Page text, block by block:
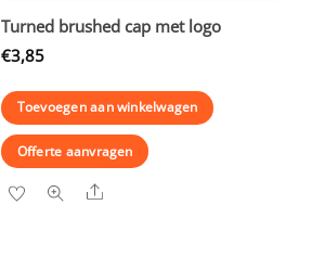
Turned brushed cap met logo
€3,85
Toevoegen aan winkelwagen
Offerte aanvragen
Share